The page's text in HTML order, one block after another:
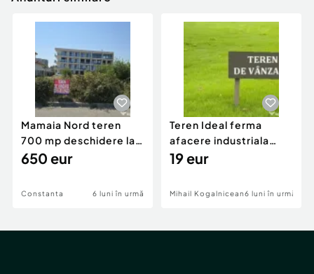
Nu conteaza daca esti proprietar sau esti un client
in cautarea unei proprietati, noi suntem aici
pentru a facilita totul, astfel incat lucrurile sa
decurga perfect!
ID intern: 5010.
Mamaia Nord teren
700 mp deschidere la
D24 si D25
650 eur
Constanta 6 luni în urmă
Teren Ideal ferma
afacere industriala
deschidere 71 ml la
19 eur
Mihail Kogalniceanu6 luni în urmă